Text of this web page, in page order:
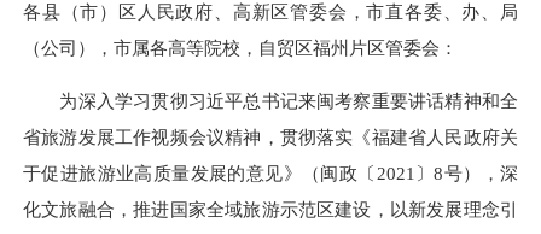
各县（市）区人民政府、高新区管委会，市直各委、办、局
（公司），市属各高等院校，自贸区福州片区管委会：
为深入学习贯彻习近平总书记来闽考察重要讲话精神和全
省旅游发展工作视频会议精神，贯彻落实《福建省人民政府关
于促进旅游业高质量发展的意见》（闽政〔2021〕8号），深
化文旅融合，推进国家全域旅游示范区建设，以新发展理念引